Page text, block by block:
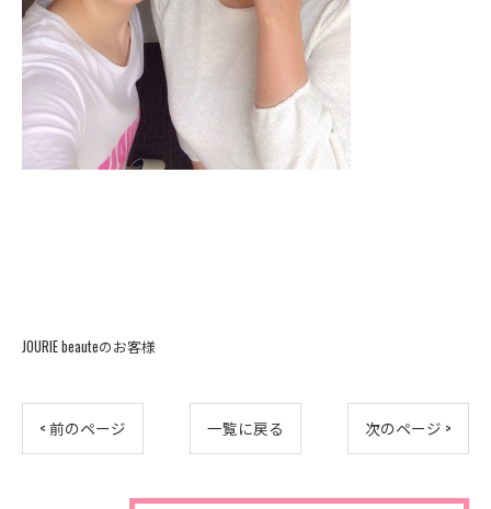
JOURIE beauteのお客様
< 前のページ 一覧に戻る 次のページ >